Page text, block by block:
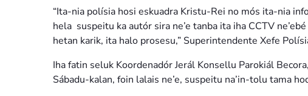
“Ita-nia polísia hosi eskuadra Kristu-Rei no mós ita-nia
hela suspeitu ka autór sira ne’e tanba ita iha CCTV
hetan karik, ita halo prosesu,” Superintendente Xefe
Iha fatin seluk Koordenadór Jerál Konsellu Parokiál
Sábadu-kalan, foin lalais ne’e, suspeitu na’in-tolu tama